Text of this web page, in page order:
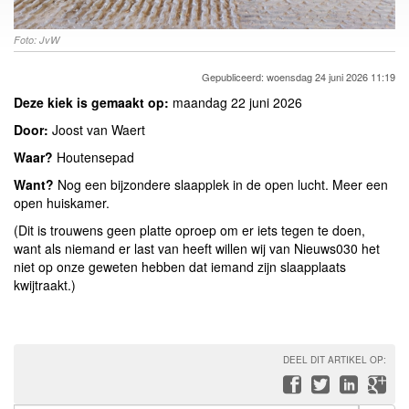
Foto: JvW
Gepubliceerd: woensdag 24 juni 2026 11:19
Deze kiek is gemaakt op: maandag 22 juni 2026
Door: Joost van Waert
Waar? Houtensepad
Want? Nog een bijzondere slaapplek in de open lucht. Meer een
open huiskamer.
(Dit is trouwens geen platte oproep om er iets tegen te doen,
want als niemand er last van heeft willen wij van Nieuws030 het
niet op onze geweten hebben dat iemand zijn slaapplaats
kwijtraakt.)
DEEL DIT ARTIKEL OP: